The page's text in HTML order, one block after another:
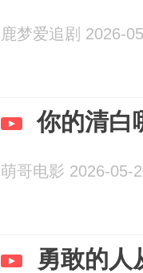
鹿梦爱追剧 2026-
你的清白
萌哥电影 2026-05-
勇敢的人